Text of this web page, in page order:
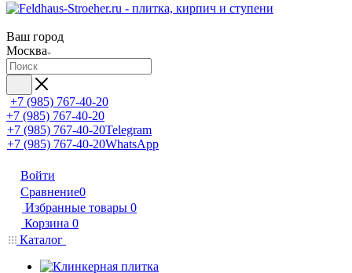
Ваш город
Москва
+7 (985) 767-40-20
+7 (985) 767-40-20
+7 (985) 767-40-20Telegram
+7 (985) 767-40-20WhatsApp
Войти
Сравнение0
Избранные товары 0
Корзина 0
Каталог